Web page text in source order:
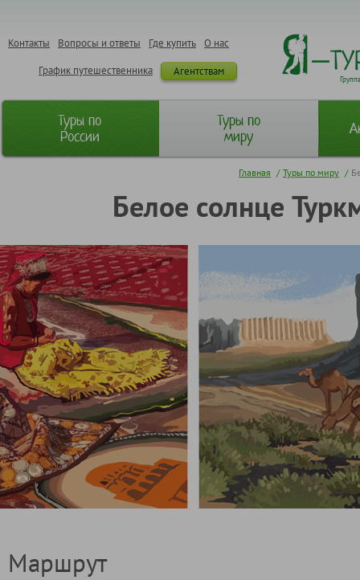
О нас
Где купить
Вопросы и ответы
Контакты
Агентствам
График путешественника
Туры по
России
Туры по
миру
Главная / Туры по миру /
Белое солнце
Маршрут